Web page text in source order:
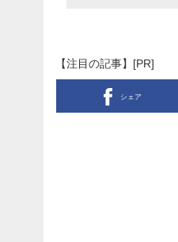
【注目の記事】[PR]
シェア